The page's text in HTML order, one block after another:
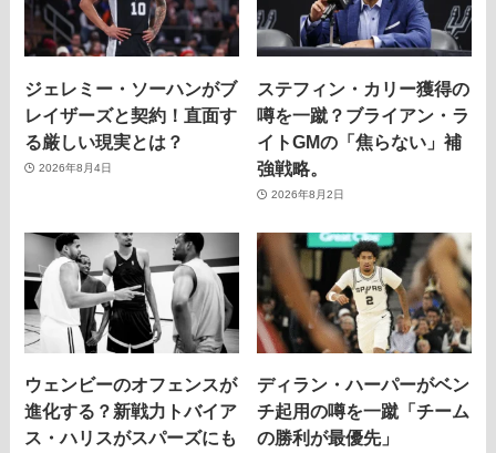
ジェレミー・ソーハンがブ
レイザーズと契約！直面す
る厳しい現実とは？
2026年8月4日
ステフィン・カリー獲得の
噂を一蹴？ブライアン・ラ
イトGMの「焦らない」補
強戦略。
2026年8月2日
ウェンビーのオフェンスが
進化する？新戦力トバイア
ス・ハリスがスパーズにも
ディラン・ハーパーがベン
チ起用の噂を一蹴「チーム
の勝利が最優先」